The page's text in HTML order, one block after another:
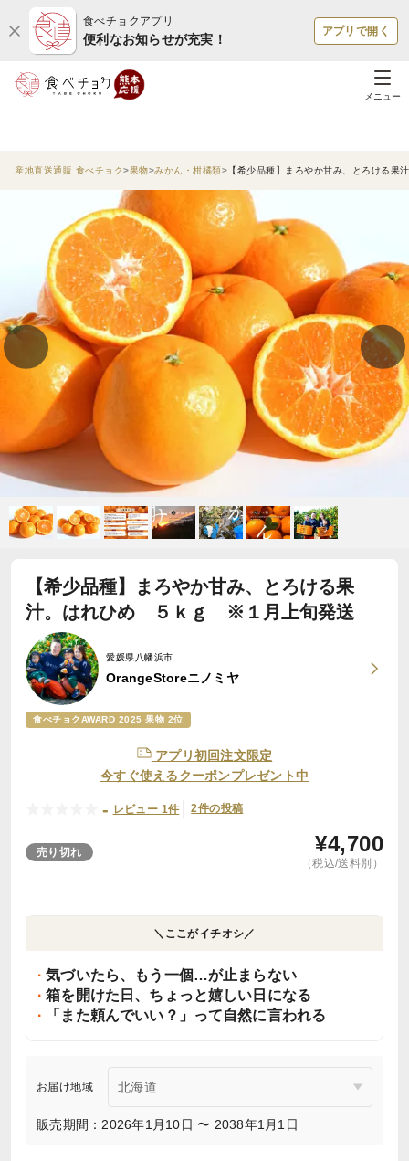
食べチョクアプリ
便利なお知らせが充実！
アプリで開く
メニュー
産地直送通販 食べチョク 果物 みかん・柑橘類 【希少品種】まろやか甘み、とろける
【希少品種】まろやか甘み、とろける果
汁。はれひめ ５ｋｇ ※１月上旬発送
愛媛県八幡浜市
OrangeStoreニノミヤ
食べチョクAWARD 2025 果物 2位
アプリ初回注文限定
今すぐ使えるクーポンプレゼント中
- レビュー 1件 2件の投稿
売り切れ ¥4,700
（税込/送料別）
＼ここがイチオシ／
気づいたら、もう一個…が止まらない
箱を開けた日、ちょっと嬉しい日になる
「また頼んでいい？」って自然に言われる
お届け地域
販売期間：2026年1月10日 〜 2038年1月1日